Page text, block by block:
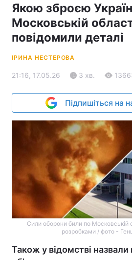
Якою зброєю
Московській
повідомили деталі
ІРИНА НЕСТЕРОВА
21:16, 17.05.26 3 хв.
Підпишіться на
Сили оборони били по Московській
розробками / фото -
Також у відомстві назвали